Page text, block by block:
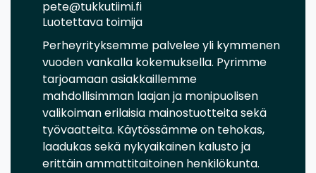
pete@tukkutiimi.fi
Luotettava toimija
Perheyrityksemme palvelee yli kymmenen
vuoden vankalla kokemuksella. Pyrimme
tarjoamaan asiakkaillemme
mahdollisimman laajan ja monipuolisen
valikoiman erilaisia mainostuotteita sekä
työvaatteita. Käytössämme on tehokas,
laadukas sekä nykyaikainen kalusto ja
erittäin ammattitaitoinen henkilökunta.